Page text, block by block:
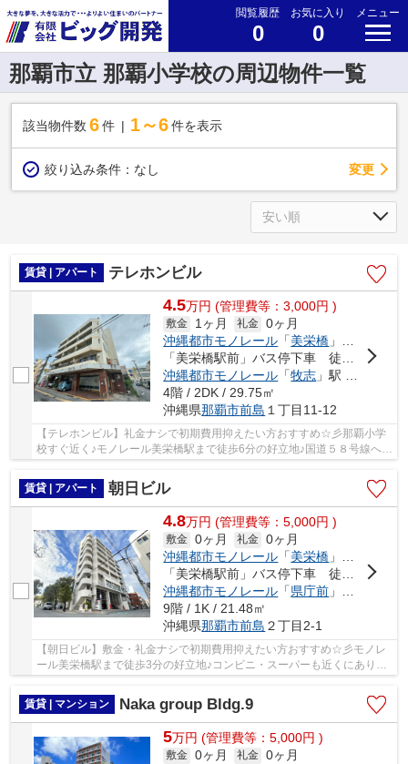
閲覧履歴
0
お気に入り
0
メニュー
那覇市立 那覇小学校の周辺物件一覧
該当物件数 6件 1～6 件を表示
絞り込み条件： なし 変更
賃貸 | アパート テレホンビル
4.5万円 (管理費等：3,000円 )
敷金 1ヶ月 礼金 0ヶ月
沖縄都市モノレール 「美栄橋 」駅 徒歩6分
「美栄橋駅前」バス停下車 徒歩4分
沖縄都市モノレール 「牧志 」駅 徒歩11分
4階 / 2DK / 29.75㎡
沖縄県那覇市前島 １丁目11-12
【テレホンビル】礼金ナシで初期費用抑えたい方おすすめ☆彡那覇小学
校すぐ近く♪モノレール美栄橋駅まで徒歩6分の好立地♪国道５８号線への
賃貸 | アパート
朝日ビル
4.8万円 (管理費等：5,000円 )
敷金 0ヶ月 礼金 0ヶ月
沖縄都市モノレール 「美栄橋 」駅 徒歩3分
「美栄橋駅前」バス停下車 徒歩3分
沖縄都市モノレール 「県庁前 」駅 徒歩13分
9階 / 1K / 21.48㎡
沖縄県那覇市前島 ２丁目2-1
【朝日ビル】敷金・礼金ナシで初期費用抑えたい方おすすめ☆彡モノレ
ール美栄橋駅まで徒歩3分の好立地♪コンビニ・スーパーも近くにあり生
賃貸 | マンション
Naka group Bldg.9
5万円 (管理費等：5,000円 )
敷金 0ヶ月 礼金 0ヶ月